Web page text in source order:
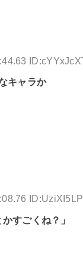
キャラか
すごくね？」